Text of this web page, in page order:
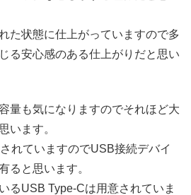
た状態に仕上がっていますので多
る安心感のある仕上がりだと思い
量も気になりますのでそれほど大
います。
れていますのでUSB接続デバイ
ると思います。
るUSB Type-Cは用意されていま